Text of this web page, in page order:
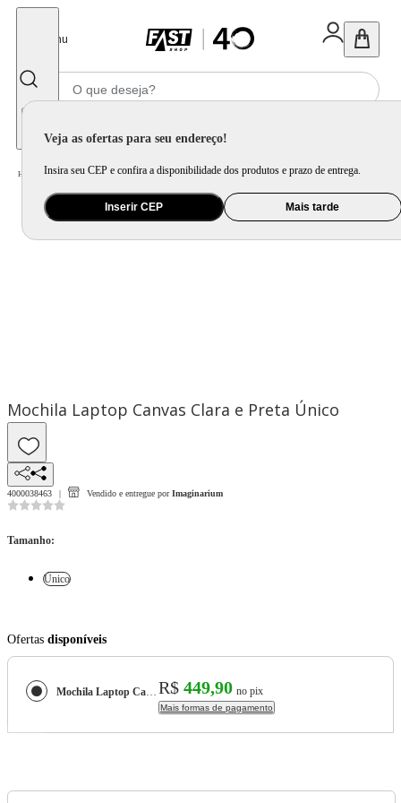
Menu
Veja as ofertas para seu endereço!
Insira seu CEP e confira a disponibilidade dos produtos e prazo de entrega.
Inserir CEP Mais tarde
Home Presentes / Bolsa e Mochila / Mochila Laptop Canvas Clara e Preta
Mochila Laptop Canvas Clara e Preta Único
4000038463 Vendido e entregue por Imaginarium
Tamanho:
Único
Ofertas disponíveis
Mochila Laptop Canvas Clara e Preta R$ 449,90 no pix
Mais formas de pagamento